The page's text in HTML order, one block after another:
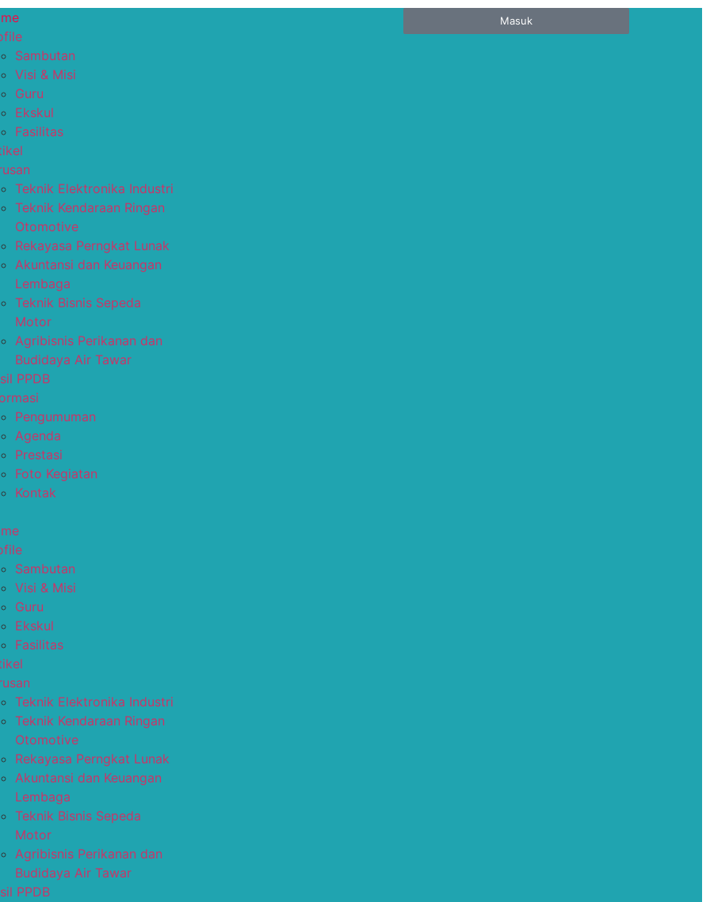
Sambutan
Visi & Misi
Guru
Ekskul
Fasilitas
Teknik Elektronika Industri
Teknik Kendaraan Ringan
Otomotive
Rekayasa Perngkat Lunak
Akuntansi dan Keuangan
Lembaga
Teknik Bisnis Sepeda
Motor
Agribisnis Perikanan dan
Budidaya Air Tawar
PPDB
Pengumuman
Agenda
Prestasi
Foto Kegiatan
Kontak
Sambutan
Visi & Misi
Guru
Ekskul
Fasilitas
Teknik Elektronika Industri
Teknik Kendaraan Ringan
Otomotive
Rekayasa Perngkat Lunak
Akuntansi dan Keuangan
Lembaga
Teknik Bisnis Sepeda
Motor
Agribisnis Perikanan dan
Budidaya Air Tawar
PPDB
Masuk